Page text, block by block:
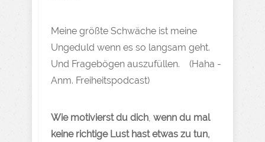
Meine größte Schwäche ist meine
Ungeduld wenn es so langsam geht.
Und Fragebögen auszufüllen. (Haha -
Anm. Freiheitspodcast)
Wie motivierst du dich wenn du mal
keine richtige Lust hast etwas zu tun,